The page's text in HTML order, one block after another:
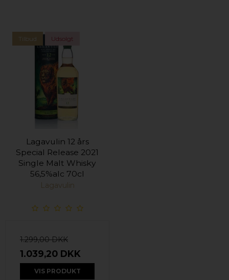
Tilbud Udsolgt
Lagavulin 12 års
Special Release 2021
Single Malt Whisky
56,5%alc 70cl
Lagavulin
1.299,00 DKK
1.039,20 DKK
VIS PRODUKT